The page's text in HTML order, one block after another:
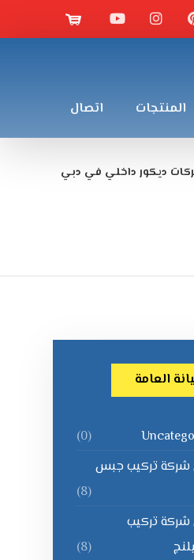
المنتجات اتصال
ديكور داخلي في دبي
العامة
(0)
تركيب جبس
(8)
تركيب
(8)